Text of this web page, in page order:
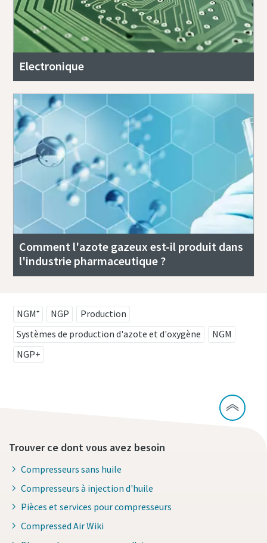
Electronique
Comment l'azote gazeux est-il produit dans
l'industrie pharmaceutique ?
NGM⁺ NGP
Production
Systèmes de production d'azote et d'oxygène
NGM
NGP+
Trouver ce dont vous avez besoin
Compresseurs sans huile
Compresseurs à injection d'huile
Pièces et services pour compresseurs
Compressed Air Wiki